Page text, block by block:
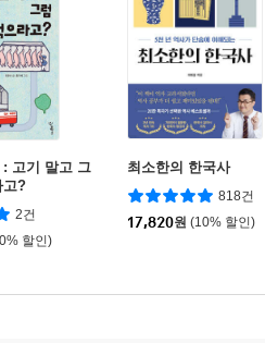
: 고기 말고 그
고?
2건
할인)
최소한의 한국사
818건
17,820원 (10% 할인)